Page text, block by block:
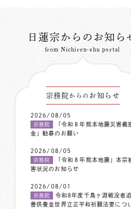
日蓮宗からのお知ら
from Nichiren-shu portal
宗務院からの お知らせ
2026/08/05
宗務院
「令和８年熊本地震災害義
金」勧募のお願い
2026/08/05
宗務院
「令和８年熊本地震」本宗
害状況のお知らせ
2026/08/01
宗務院
令和8年度千鳥ヶ淵戦没者追
善供養並世界立正平和祈願法要につ